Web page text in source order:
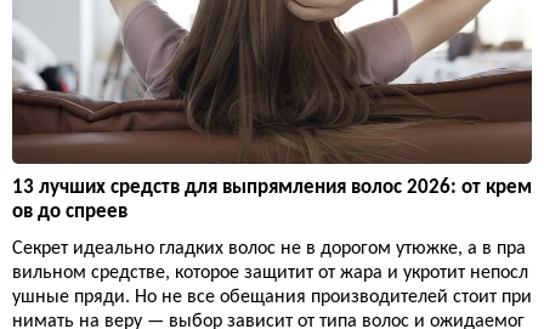
13 лучших средств для выпрямления волос 2026: от крем
ов до спреев
Секрет идеально гладких волос не в дорогом утюжке, а в пра
вильном средстве, которое защитит от жара и укротит непосл
ушные пряди. Но не все обещания производителей стоит при
нимать на веру — выбор зависит от типа волос и ожидаемог